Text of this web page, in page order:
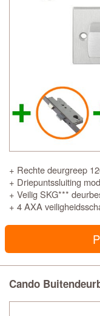
+ Rechte deurgreep
+ Driepuntssluiting
+ Veilig SKG***
+ 4 AXA
Cando